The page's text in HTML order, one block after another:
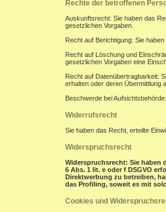
Rechte der betroffenen
Auskunftsrecht: Sie haben das
gesetzlichen Vorgaben.
Recht auf Berichtigung: Sie
Recht auf Löschung und
gesetzlichen Vorgaben eine
Recht auf Datenübertragbarkeit:
erhalten oder deren Übermittlung
Beschwerde bei
Widerrufsrecht
Sie haben das Recht, erteilte
Widerspruchsrecht
Widerspruchsrecht: Sie haben
6 Abs. 1 lit. e oder f DSGVO
Direktwerbung zu betreiben,
das Profiling, soweit es mit
Cookies und